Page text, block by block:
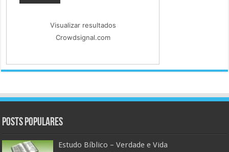
Visualizar resultados
Crowdsignal.com
Posts populares
Estudo Bíblico – Verdade e Vida